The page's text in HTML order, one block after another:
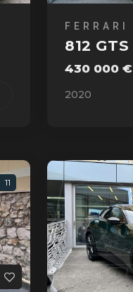
FERRARI
812 GTS
430 000 €
2020
11